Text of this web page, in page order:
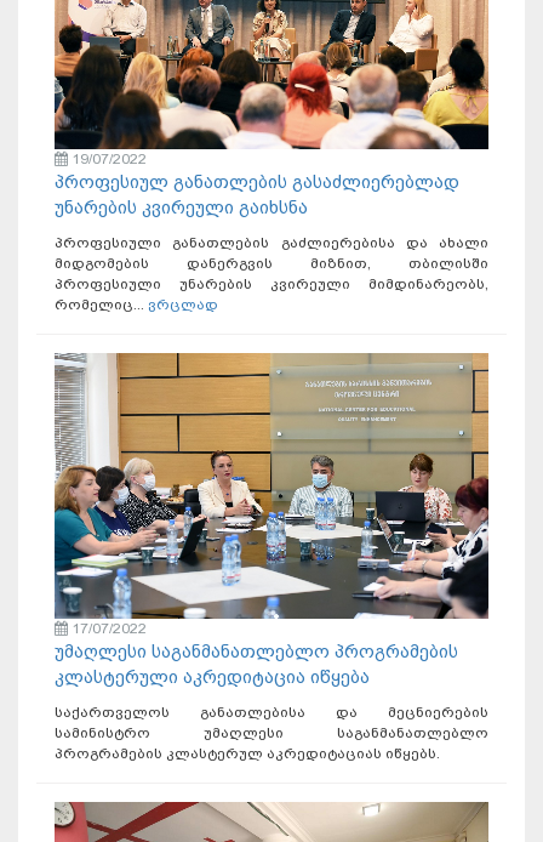
19/07/2022
პროფესიულ განათლების გასაძლიერებლად
უნარების კვირეული გაიხსნა
პროფესიული განათლების გაძლიერებისა და ახალი
მიდგომების დანერგვის მიზნით, თბილისში
პროფესიული უნარების კვირეული მიმდინარეობს,
რომელიც... ვრცლად
17/07/2022
უმაღლესი საგანმანათლებლო პროგრამების
კლასტერული აკრედიტაცია იწყება
საქართველოს განათლებისა და მეცნიერების
სამინისტრო უმაღლესი საგანმანათლებლო
პროგრამების კლასტერულ აკრედიტაციას იწყებს.